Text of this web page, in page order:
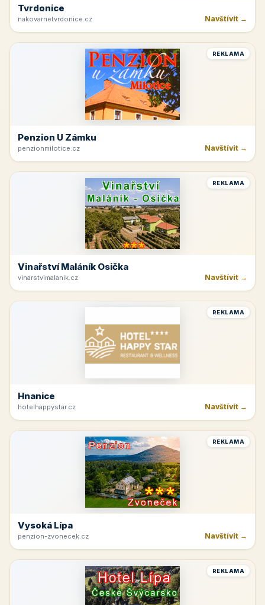
Tvrdonice
nakovarnetvrdonice.cz Navštívit →
REKLAMA
Penzion U Zámku
penzionmilotice.cz Navštívit →
REKLAMA
Vinařství Maláník Osička
vinarstvimalanik.cz Navštívit →
REKLAMA
Hnanice
hotelhappystar.cz Navštívit →
REKLAMA
Vysoká Lípa
penzion-zvonecek.cz Navštívit →
REKLAMA